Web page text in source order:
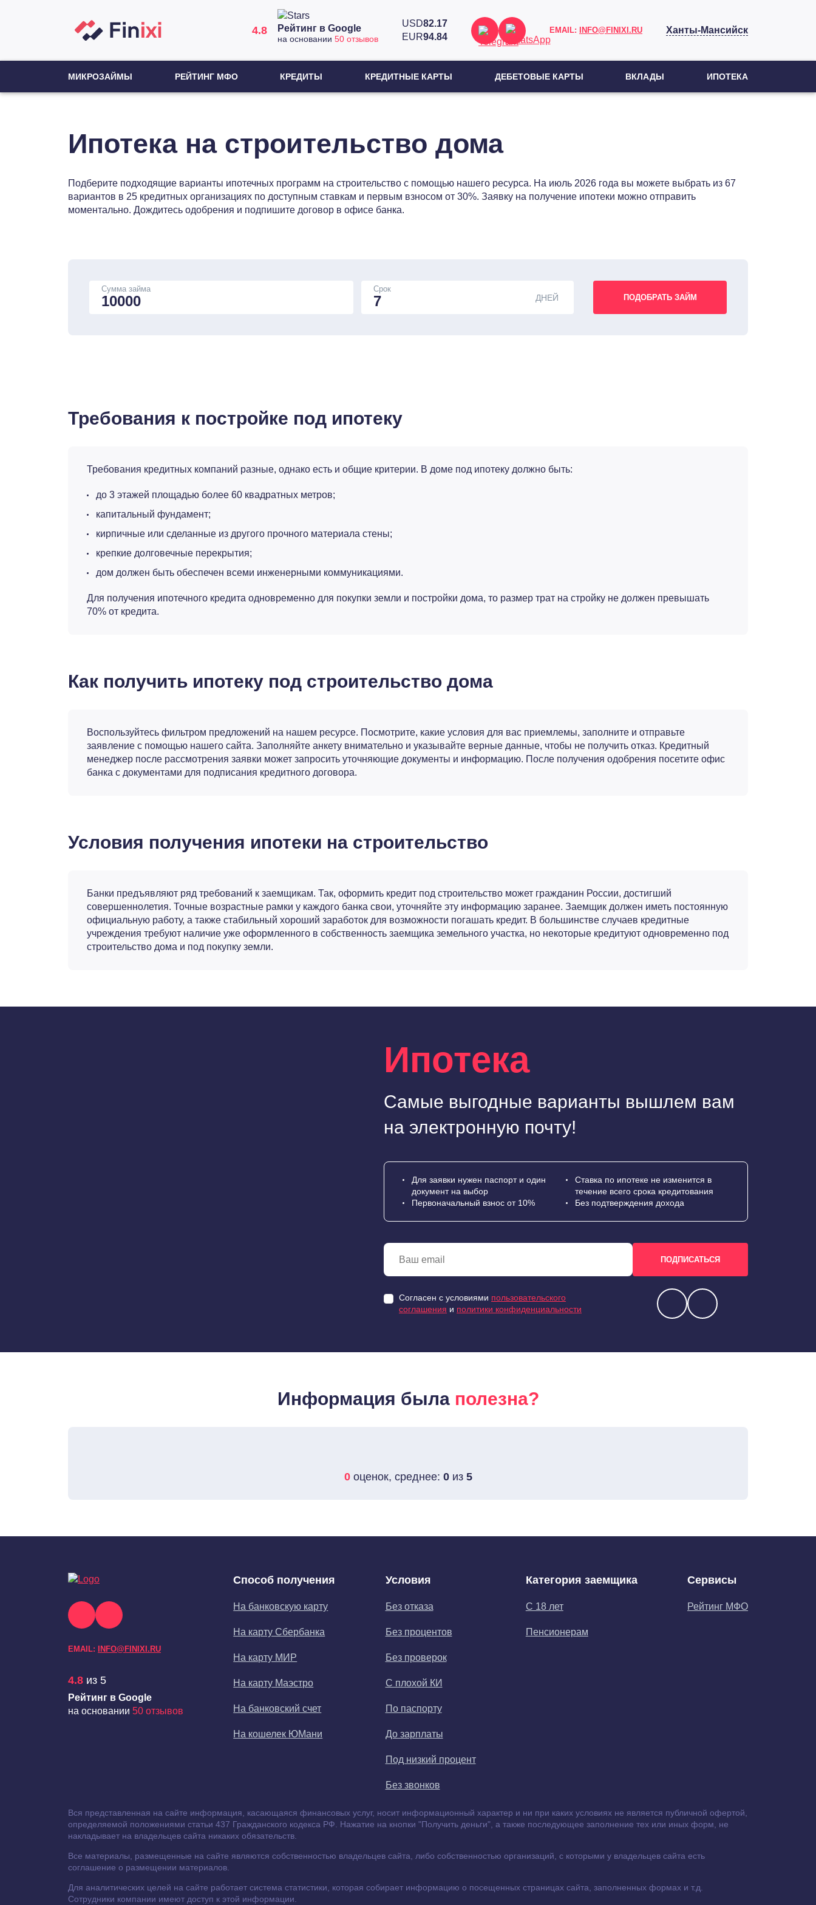
4.8 Рейтинг в Google
на основании 50 отзывов
USD82.17
EUR94.84
EMAIL: INFO@FINIXI.RU Ханты-Мансийск
МИКРОЗАЙМЫ РЕЙТИНГ МФО КРЕДИТЫ КРЕДИТНЫЕ КАРТЫ ДЕБЕТОВЫЕ КАРТЫ ВКЛАДЫ ИПОТЕКА
Ипотека на строительство дома
Подберите подходящие варианты ипотечных программ на строительство с помощью нашего ресурса. На июль 2026 года вы можете выбрать из 67
вариантов в 25 кредитных организациях по доступным ставкам и первым взносом от 30%. Заявку на получение ипотеки можно отправить
моментально. Дождитесь одобрения и подпишите договор в офисе банка.
Сумма займа
Срок
ДНЕЙ
Требования к постройке под ипотеку
Требования кредитных компаний разные, однако есть и общие критерии. В доме под ипотеку должно быть:
до 3 этажей площадью более 60 квадратных метров;
капитальный фундамент;
кирпичные или сделанные из другого прочного материала стены;
крепкие долговечные перекрытия;
дом должен быть обеспечен всеми инженерными коммуникациями.
Для получения ипотечного кредита одновременно для покупки земли и постройки дома, то размер трат на стройку не должен превышать
70% от кредита.
Как получить ипотеку под строительство дома
Воспользуйтесь фильтром предложений на нашем ресурсе. Посмотрите, какие условия для вас приемлемы, заполните и отправьте
заявление с помощью нашего сайта. Заполняйте анкету внимательно и указывайте верные данные, чтобы не получить отказ. Кредитный
менеджер после рассмотрения заявки может запросить уточняющие документы и информацию. После получения одобрения посетите офис
банка с документами для подписания кредитного договора.
Условия получения ипотеки на строительство
Банки предъявляют ряд требований к заемщикам. Так, оформить кредит под строительство может гражданин России, достигший
совершеннолетия. Точные возрастные рамки у каждого банка свои, уточняйте эту информацию заранее. Заемщик должен иметь постоянную
официальную работу, а также стабильный хороший заработок для возможности погашать кредит. В большинстве случаев кредитные
учреждения требуют наличие уже оформленного в собственность заемщика земельного участка, но некоторые кредитуют одновременно под
строительство дома и под покупку земли.
Ипотека
Самые выгодные варианты вышлем вам
на электронную почту!
Для заявки нужен паспорт и один
документ на выбор
Ставка по ипотеке не изменится в
течение всего срока кредитования
Первоначальный взнос от 10%
Без подтверждения дохода
Согласен с условиями пользовательского
соглашения и политики конфиденциальности
Информация была полезна?
0оценок, среднее: 0из 5
EMAIL: INFO@FINIXI.RU
4.8 из 5
Рейтинг в Google
на основании 50 отзывов
Способ получения
На банковскую карту
На карту Сбербанка
На карту МИР
На карту Маэстро
На банковский счет
На кошелек ЮМани
Условия
Без отказа
Без процентов
Без проверок
С плохой КИ
По паспорту
До зарплаты
Под низкий процент
Без звонков
Категория заемщика
С 18 лет
Пенсионерам
Сервисы
Рейтинг МФО
Вся представленная на сайте информация, касающаяся финансовых услуг, носит информационный характер и ни при каких условиях не является публичной офертой,
определяемой положениями статьи 437 Гражданского кодекса РФ. Нажатие на кнопки "Получить деньги", а также последующее заполнение тех или иных форм, не
накладывает на владельцев сайта никаких обязательств.
Все материалы, размещенные на сайте являются собственностью владельцев сайта, либо собственностью организаций, с которыми у владельцев сайта есть
соглашение о размещении материалов.
Для аналитических целей на сайте работает система статистики, которая собирает информацию о посещенных страницах сайта, заполненных формах и т.д.
Сотрудники компании имеют доступ к этой информации.